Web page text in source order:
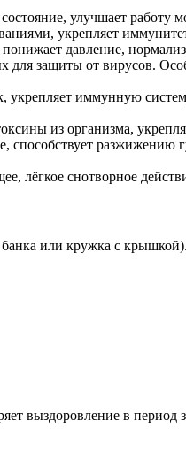
улучшает
укрепляет
давление,
защиты от вирусов.
укрепляет иммунную
из организма,
способствует разжижению
лёгкое снотворное
или кружка с
выздоровление в период